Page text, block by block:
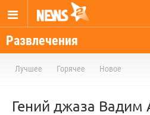
Развлечения
Лучшее Горячее Новое
Гений джаза Вадим